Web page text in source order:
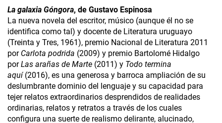
La galaxia Góngora, de Gustavo Espinosa
La nueva novela del escritor, músico (aunque él no se
identifica como tal) y docente de Literatura uruguayo
(Treinta y Tres, 1961), premio Nacional de Literatura 2011
por Carlota podrida (2009) y premio Bartolomé Hidalgo
porLas arañas de Marte (2011) y Todo termina
aquí(2016), es una generosa y barroca ampliación de su
deslumbrante dominio del lenguaje y su capacidad para
tejer relatos extraordinarios desprendidos de realidades
ordinarias, relatos y retratos a través de los cuales
configura una suerte de realismo delirante, alucinado,